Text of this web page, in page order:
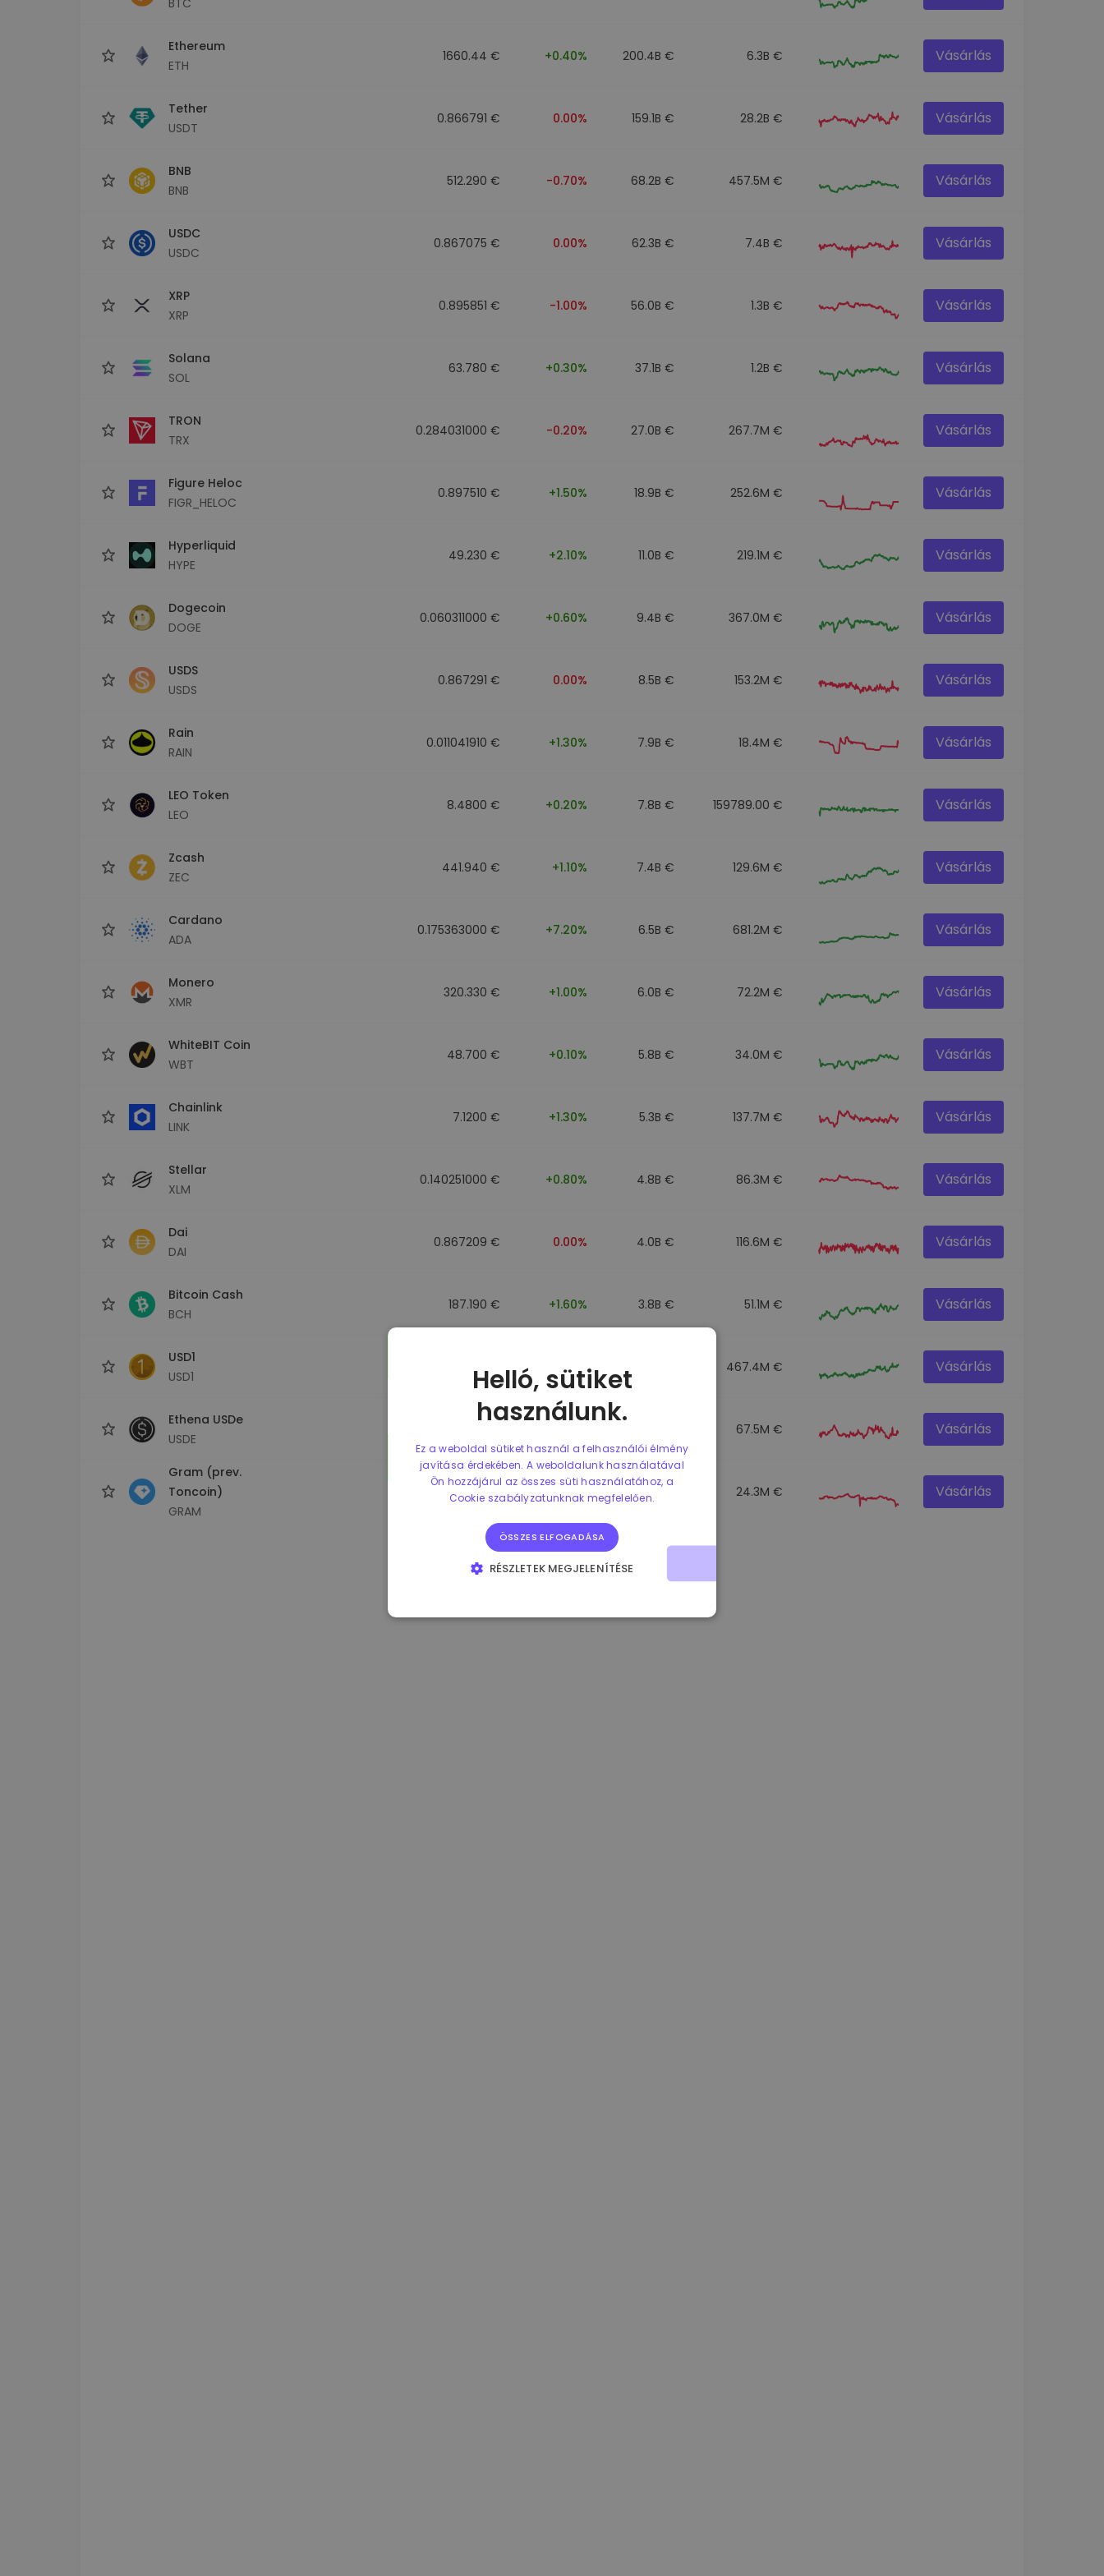
Ethereum
ETH
1660.44 € +0.40% 200.4B € 6.3B € Vásárlás
Tether
USDT
0.866791 € 0.00% 159.1B € 28.2B € Vásárlás
BNB
BNB
512.290 € -0.70% 68.2B € 457.5M € Vásárlás
USDC
USDC
0.867075 € 0.00% 62.3B € 7.4B € Vásárlás
XRP
XRP
0.895851 € -1.00% 56.0B € 1.3B € Vásárlás
Solana
SOL
63.780 € +0.30% 37.1B € 1.2B € Vásárlás
TRON
TRX
0.284031000 € -0.20% 27.0B € 267.7M € Vásárlás
Figure Heloc
FIGR_HELOC
0.897510 € +1.50% 18.9B € 252.6M € Vásárlás
Hyperliquid
HYPE
49.230 € +2.10% 11.0B € 219.1M € Vásárlás
Dogecoin
DOGE
0.060311000 € +0.60% 9.4B € 367.0M € Vásárlás
USDS
USDS
0.867291 € 0.00% 8.5B € 153.2M € Vásárlás
Rain
RAIN
0.011041910 € +1.30% 7.9B € 18.4M € Vásárlás
LEO Token
LEO
8.4800 € +0.20% 7.8B € 159789.00 € Vásárlás
Zcash
ZEC
441.940 € +1.10% 7.4B € 129.6M € Vásárlás
Cardano
ADA
0.175363000 € +7.20% 6.5B € 681.2M € Vásárlás
Monero
XMR
320.330 € +1.00% 6.0B € 72.2M € Vásárlás
WhiteBIT Coin
WBT
48.700 € +0.10% 5.8B € 34.0M € Vásárlás
Chainlink
LINK
7.1200 € +1.30% 5.3B € 137.7M € Vásárlás
Stellar
XLM
0.140251000 € +0.80% 4.8B € 86.3M € Vásárlás
Dai
DAI
0.867209 € 0.00% 4.0B € 116.6M € Vásárlás
Bitcoin Cash
BCH
187.190 € +1.60% 3.8B € 51.1M € Vásárlás
USD1
USD1
0.00% 467.4M € Vásárlás
Ethena USDe
USDE
67.5M € Vásárlás
Gram (prev.
Toncoin)
GRAM
1.160000 € -3.00% 3.2B € 24.3M € Vásárlás
Helló, sütiket
használunk.
Ez a weboldal sütiket használ a felhasználói élmény
javítása érdekében. A weboldalunk használatával
Ön hozzájárul az összes süti használatához, a
Cookie szabályzatunknak megfelelően.
ÖSSZES ELFOGADÁSA
RÉSZLETEK MEGJELENÍTÉSE